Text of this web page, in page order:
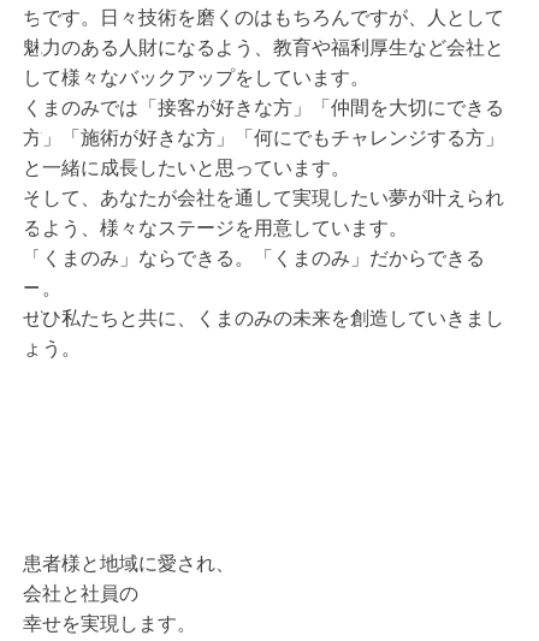
ちです。日々技術を磨くのはもちろんですが、人として
魅力のある人財になるよう、教育や福利厚生など会社と
して様々なバックアップをしています。
くまのみでは「接客が好きな方」「仲間を大切にできる
方」「施術が好きな方」「何にでもチャレンジする方」
と一緒に成長したいと思っています。
そして、あなたが会社を通して実現したい夢が叶えられ
るよう、様々なステージを用意しています。
「くまのみ」ならできる。「くまのみ」だからできる
ー。
ぜひ私たちと共に、くまのみの未来を創造していきまし
ょう。
患者様と地域に愛され、
会社と社員の
幸せを実現します。